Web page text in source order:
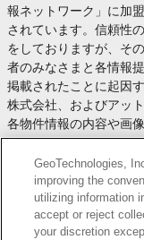
報ネットワーク」に加
されています。信頼性
をしておりますが、そ
者のみなさまと各情報
掲載されたことに起因
株式会社、およびアッ
各物件情報の内容や画
す。
お取引等（お取引の準
や契約条件等について
身でご確認の上、判断
このコーナーへの物件
ョン等についての不動
GeoTechnologies,
improving the
utilizing information
accept or reject
your discretion